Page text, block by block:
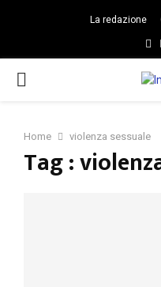
La redazione
PRIMARY
Home violenza sessuale
Tag :